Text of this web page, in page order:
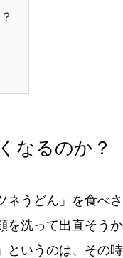
なるのか？
うどん」を食べさ
洗って出直そう
というのは、その